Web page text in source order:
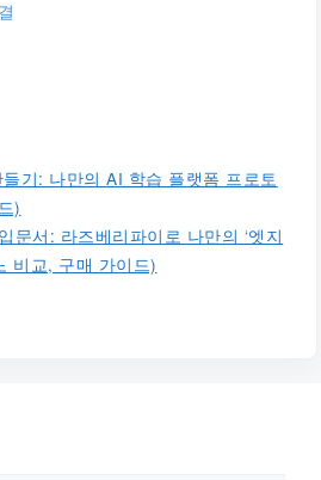
기: 나만의 AI 학습 플랫폼 프로토
)
문서: 라즈베리파이로 나만의 ‘엣지
비교, 구매 가이드)